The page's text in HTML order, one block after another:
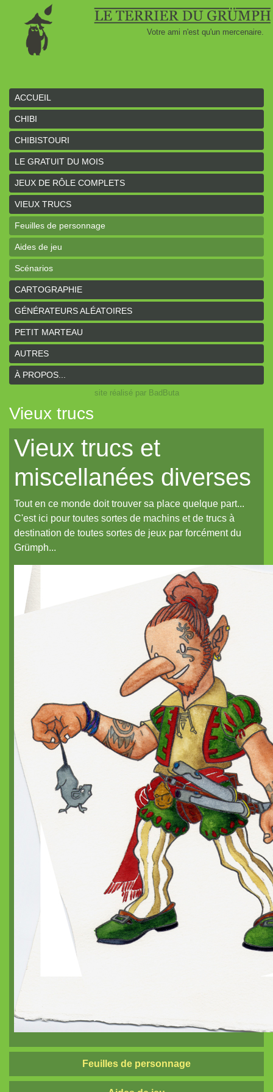
Votre ami n'est qu'un mercenaire.
ACCUEIL
CHIBI
CHIBISTOURI
LE GRATUIT DU MOIS
JEUX DE RÔLE COMPLETS
VIEUX TRUCS
Feuilles de personnage
Aides de jeu
Scénarios
CARTOGRAPHIE
GÉNÉRATEURS ALÉATOIRES
PETIT MARTEAU
AUTRES
À PROPOS...
site réalisé par BadButa
Vieux trucs
Vieux trucs et
miscellanées diverses
Tout en ce monde doit trouver sa place quelque part...
C'est ici pour toutes sortes de machins et de trucs à
destination de toutes sortes de jeux par forcément du
Grümph...
Feuilles de personnage